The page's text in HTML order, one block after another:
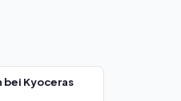
Kyoceras